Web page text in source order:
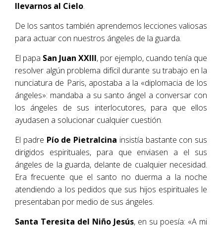
llevarnos al Cielo.
De los santos también aprendemos lecciones valiosas
para actuar con nuestros ángeles de la guarda.
El papa San Juan XXIII, por ejemplo, cuando tenía que
resolver algún problema difícil durante su trabajo en la
nunciatura de Paris, apostaba a la «diplomacia de los
ángeles»: mandaba a su santo ángel a conversar con
los ángeles de sus interlocutores, para que ellos
ayudasen a solucionar cualquier cuestión.
El padre Pío de Pietralcina insistía bastante con sus
dirigidos espirituales, para que enviasen a el sus
ángeles de la guarda, delante de cualquier necesidad.
Era frecuente que el santo no duerma a la noche
atendiendo a los pedidos que sus hijos espirituales le
presentaban por medio de sus ángeles.
Santa Teresita del Niño Jesús, en su poesía: «A mi